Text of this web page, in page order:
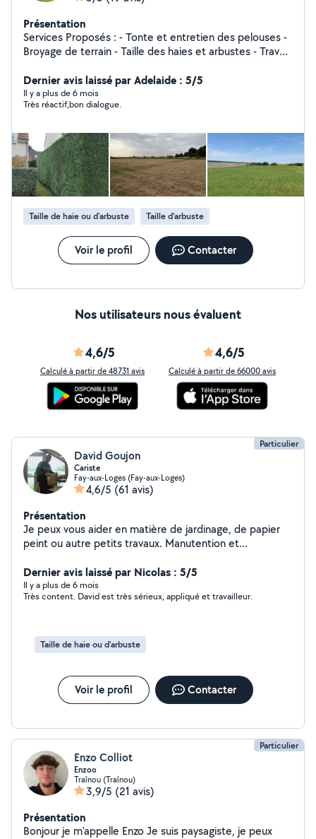
Présentation
Services Proposés : - Tonte et entretien des pelouses -
Broyage de terrain - Taille des haies et arbustes - Travail
végétaux - Enlèvement des déchets végétaux / gravats -
Création de jardin
Dernier avis laissé par Adelaide : 5/5
Il y a plus de 6 mois
Très réactif,bon dialogue.
Taille de haie ou d'arbuste Taille d'arbuste
Voir le profil Contacter
Nos utilisateurs nous évaluent
4,6/5
Calculé à partir de 48731 avis
4,6/5
Calculé à partir de 66000 avis
Particulier
David Goujon
Cariste
Fay-aux-Loges (Fay-aux-Loges)
4,6/5 (61 avis)
Présentation
Je peux vous aider en matière de jardinage, de papier
peint ou autre petits travaux. Manutention et
coeur le travail bien fait. Je peux vous aider si
besoinAvec mon cap de sommelier serveur je suis à
votre disposition
Dernier avis laissé par Nicolas : 5/5
Il y a plus de 6 mois
Très content. David est très sérieux, appliqué et travailleur.
Taille de haie ou d'arbuste
Voir le profil Contacter
Particulier
Enzo Colliot
Enzoo
Traînou (Traînou)
3,9/5 (21 avis)
Présentation
Bonjour je m'appelle Enzo Je suis paysagiste, je peux